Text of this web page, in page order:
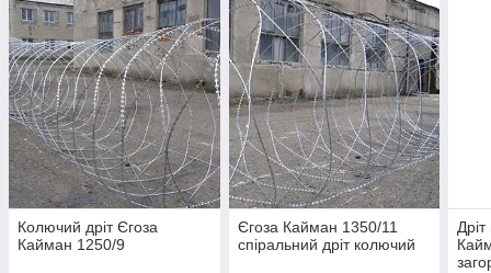
Колючий дріт Єгоза
Кайман 1250/9
Єгоза Кайман 1350/11
спіральний дріт колючий